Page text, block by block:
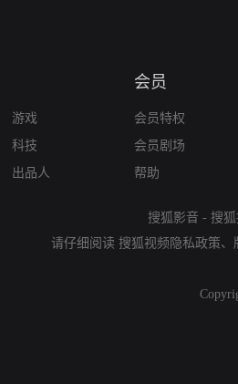
游戏
科技
出品人
会员
会员特权
会员剧场
帮助
搜狐影音 - 搜
请仔细阅读 搜狐视频隐私政策、